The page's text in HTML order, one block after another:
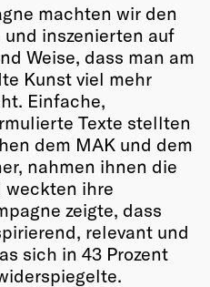
machten wir den
und inszenierten auf
Weise, dass man am
Kunst viel mehr
Einfache,
Texte stellten
dem MAK und dem
nahmen ihnen die
weckten ihre
zeigte, dass
relevant und
sich in 43 Prozent